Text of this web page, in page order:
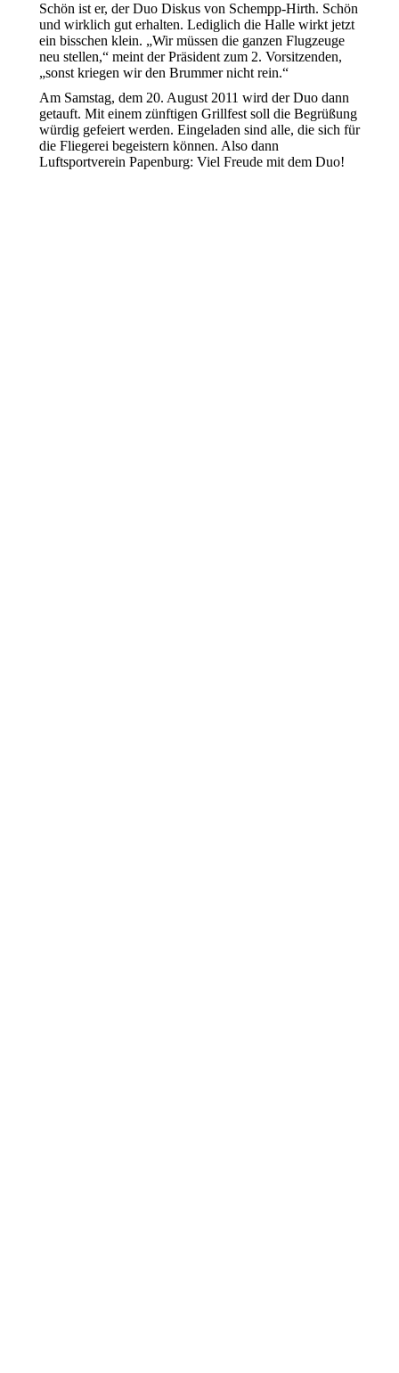
Schön ist er, der Duo Diskus von Schempp-Hirth. Schön
und wirklich gut erhalten. Lediglich die Halle wirkt jetzt
ein bisschen klein. „Wir müssen die ganzen Flugzeuge
neu stellen,“ meint der Präsident zum 2. Vorsitzenden,
„sonst kriegen wir den Brummer nicht rein.“
Am Samstag, dem 20. August 2011 wird der Duo dann
getauft. Mit einem zünftigen Grillfest soll die Begrüßung
würdig gefeiert werden. Eingeladen sind alle, die sich für
die Fliegerei begeistern können. Also dann
Luftsportverein Papenburg: Viel Freude mit dem Duo!